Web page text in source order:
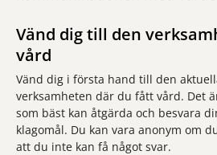
Vänd dig till den
vård
Vänd dig i första hand till den
verksamheten där du fått vård. Det
som bäst kan åtgärda och besvara
klagomål. Du kan vara anonym om
att du inte kan få något svar.